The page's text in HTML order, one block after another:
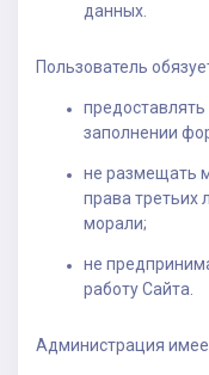
данных.
Пользователь
заполнении
не размещать
права третьих
морали;
не
работу Сайта.
Администрация